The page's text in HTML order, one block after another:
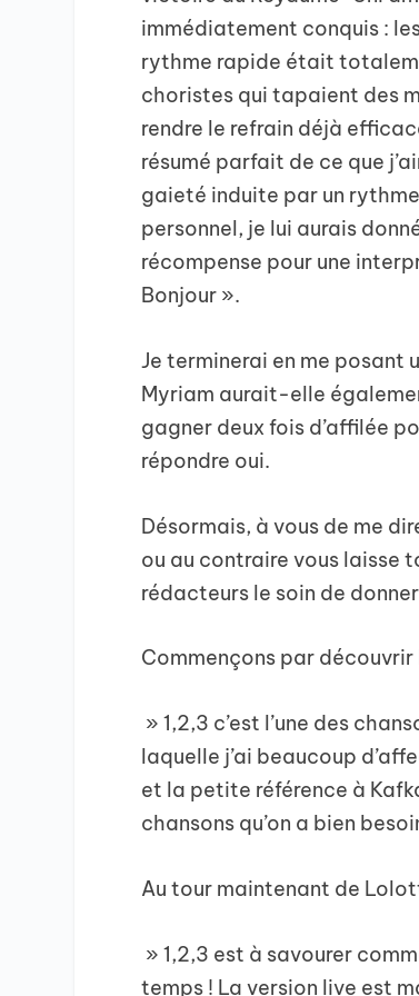
immédiatement conquis :
rythme rapide était
choristes qui tapaient des
rendre le refrain déjà
résumé parfait de ce que
gaieté induite par un
personnel, je lui aurais
récompense pour une
Bonjour ».
Je terminerai en me posant
Myriam aurait-elle
gagner deux fois d’affilée
répondre oui.
Désormais, à vous de me
ou au contraire vous laisse
rédacteurs le soin de
Commençons par
» 1,2,3 c’est l’une des
laquelle j’ai beaucoup
et la petite référence à
chansons qu’on a bien
Au tour maintenant de
» 1,2,3 est à savourer
temps ! La version live est